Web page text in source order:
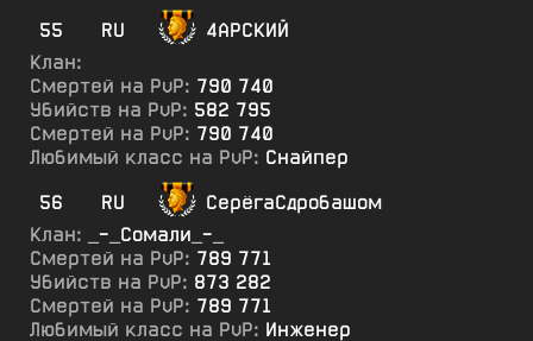
55
RU
4АРСКИЙ
Клан:
Смертей на PvP: 790 740
Убийств на PvP: 582 795
Смертей на PvP: 790 740
Любимый класс на PvP: Снайпер
56
RU
СерёгаСдробашом
Клан:
_-_Сомали_-_
Смертей на PvP: 789 771
Убийств на PvP: 873 282
Смертей на PvP: 789 771
Любимый класс на PvP: Инженер